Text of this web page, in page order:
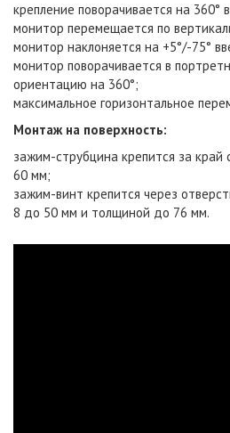
крепление поворачивается на 360°
монитор перемещается по
монитор наклоняется на +5°/-75°
монитор поворачивается в
ориентацию на 360°;
максимальное горизонтальное
Монтаж на поверхность:
зажим-струбцина крепится за
60 мм;
зажим-винт крепится через
8 до 50 мм и толщиной до 76 мм.